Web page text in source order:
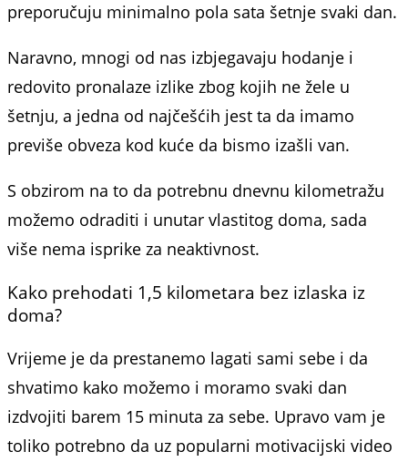
preporučuju minimalno pola sata šetnje svaki dan.
Naravno, mnogi od nas izbjegavaju hodanje i
redovito pronalaze izlike zbog kojih ne žele u
šetnju, a jedna od najčešćih jest ta da imamo
previše obveza kod kuće da bismo izašli van.
S obzirom na to da potrebnu dnevnu kilometražu
možemo odraditi i unutar vlastitog doma, sada
više nema isprike za neaktivnost.
Kako prehodati 1,5 kilometara bez izlaska iz
doma?
Vrijeme je da prestanemo lagati sami sebe i da
shvatimo kako možemo i moramo svaki dan
izdvojiti barem 15 minuta za sebe. Upravo vam je
toliko potrebno da uz popularni motivacijski video